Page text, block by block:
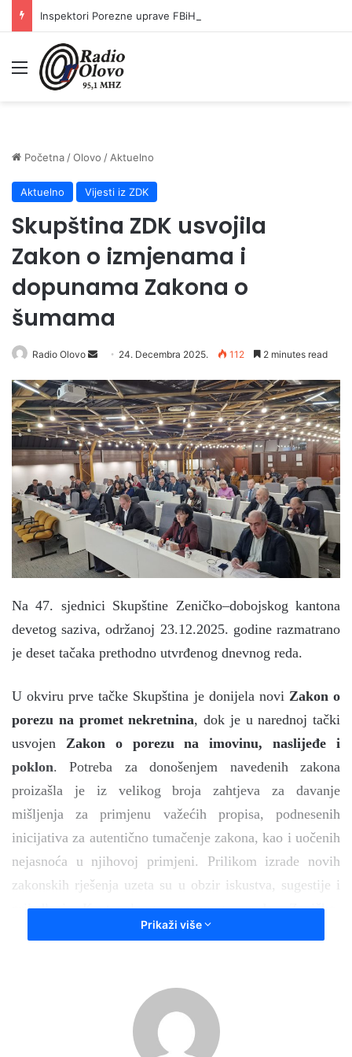
Meni
Početna /Olovo / Aktuelno
Aktuelno Vijesti iz ZDK
Skupština ZDK usvojila
Zakon o izmjenama i
dopunama Zakona o
šumama
Radio Olovo
n
d
a
n
m
a
i
24. Decembra 2025. 112 2 minutes read
Na 47. sjednici Skupštine Zeničko–dobojskog kantona
devetog saziva, održanoj 23.12.2025. godine razmatrano
je deset tačaka prethodno utvrđenog dnevnog reda.
U okviru prve tačke Skupština je donijela novi Zakon o
porezu na promet nekretnina, dok je u narednoj tački
usvojen Zakon o porezu na imovinu, naslijeđe i
poklon.Potreba za donošenjem navedenih zakona
proizašla je iz velikog broja zahtjeva za davanje
mišljenja za primjenu važećih propisa, podnesenih
inicijativa za autentično tumačenje zakona, kao i uočenih
nejasnoća u njihovoj primjeni. Prilikom izrade novih
zakonskih rješenja uzeta su u obzir iskustva, sugestije i
prijedlozi Kantonalnog poreznog ureda Zeničko-
dobojskog kantona, zahtjevi fizičkih i pravnih lica, kao i
U okviru naredne dvije tačke dnevnog reda Skupština je,
Prikaži više